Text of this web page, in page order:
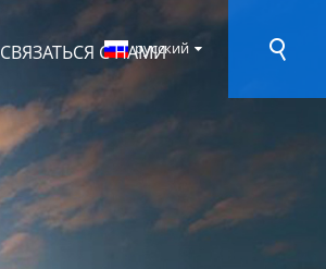
СВЯЗАТЬСЯ С НАМИ
русский